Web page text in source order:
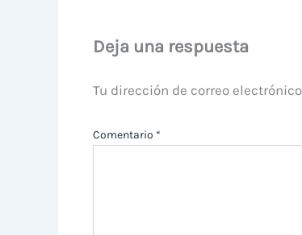
Deja una respuesta
Tu dirección de correo
Comentario *